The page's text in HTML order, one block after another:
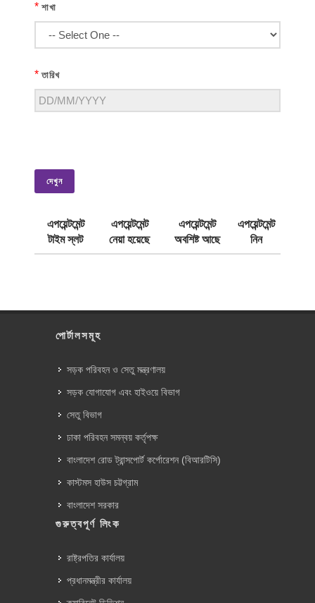
* শাখা
* তারিখ
দেখুন
এপয়েন্টমেন্ট
টাইম স্লট
এপয়েন্টমেন্ট
নেয়া হয়েছে
এপয়েন্টমেন্ট
অবশিষ্ট আছে
এপয়েন্টমেন্ট
নিন
পোর্টালসমূহ
সড়ক পরিবহন ও সেতু মন্ত্রণালয়
সড়ক যোগাযোগ এবং হাইওয়ে বিভাগ
সেতু বিভাগ
ঢাকা পরিবহন সমন্বয় কর্তৃপক্ষ
বাংলাদেশ রোড ট্রান্সপোর্ট কর্পোরেশন (বিআরটিসি)
কাস্টমস হাউস চট্টগ্রাম
বাংলাদেশ সরকার
গুরুত্বপূর্ণ লিংক
রাষ্ট্রপতির কার্যালয়
প্রধানমন্ত্রীর কার্যালয়